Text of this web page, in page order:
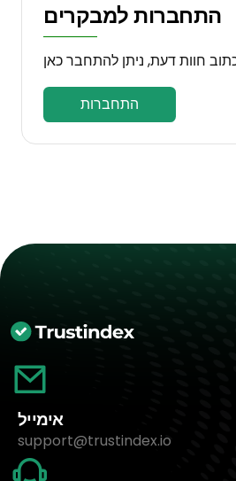
התחברות למבקרים
התחברות
אימייל
support@trustindex.io